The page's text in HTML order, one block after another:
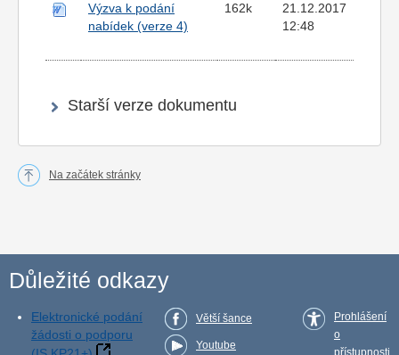
Výzva k podání
nabídek (verze 4)
162k
21.12.2017
12:48
Starší verze dokumentu
Na začátek stránky
Důležité odkazy
Elektronické podání
žádosti o podporu
Větší šance
Youtube
Prohlášení
o
přístupnosti